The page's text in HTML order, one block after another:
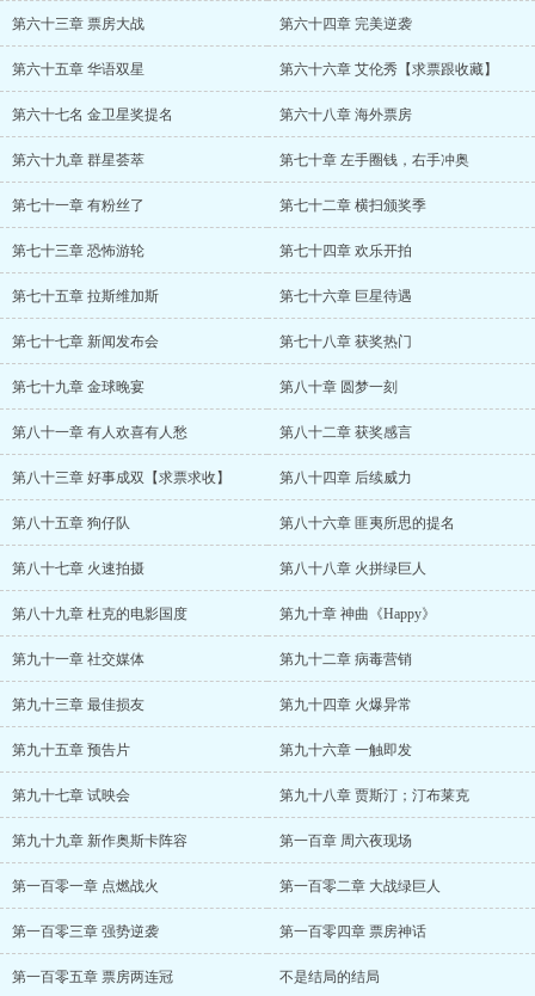
第六十三章 票房大战 第六十四章 完美逆袭
第六十五章 华语双星 第六十六章 艾伦秀【求票跟收藏】
第六十七名 金卫星奖提名 第六十八章 海外票房
第六十九章 群星荟萃 第七十章 左手圈钱，右手冲奥
第七十一章 有粉丝了 第七十二章 横扫颁奖季
第七十三章 恐怖游轮 第七十四章 欢乐开拍
第七十五章 拉斯维加斯 第七十六章 巨星待遇
第七十七章 新闻发布会 第七十八章 获奖热门
第七十九章 金球晚宴 第八十章 圆梦一刻
第八十一章 有人欢喜有人愁 第八十二章 获奖感言
第八十三章 好事成双【求票求收】 第八十四章 后续威力
第八十五章 狗仔队 第八十六章 匪夷所思的提名
第八十七章 火速拍摄 第八十八章 火拼绿巨人
第八十九章 杜克的电影国度 第九十章 神曲《Happy》
第九十一章 社交媒体 第九十二章 病毒营销
第九十三章 最佳损友 第九十四章 火爆异常
第九十五章 预告片 第九十六章 一触即发
第九十七章 试映会 第九十八章 贾斯汀；汀布莱克
第九十九章 新作奥斯卡阵容 第一百章 周六夜现场
第一百零一章 点燃战火 第一百零二章 大战绿巨人
第一百零三章 强势逆袭 第一百零四章 票房神话
第一百零五章 票房两连冠 不是结局的结局